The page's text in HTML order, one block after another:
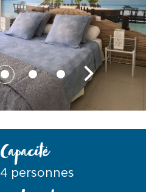
Capacité
4 personnes